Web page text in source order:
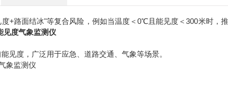
+路面结冰"等复合风险，例如当温度＜0℃且能见度＜300米时，
见度气象监测仪
度，广泛用于应急、道路交通、气象等场景。